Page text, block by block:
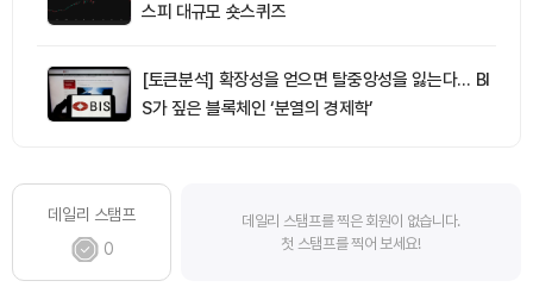
스피 대규모 숏스퀴즈
[토큰분석] 확장성을 얻으면 탈중앙성을 잃는다… BI
S가 짚은 블록체인 ‘분열의 경제학’
데일리 스탬프
0
데일리 스탬프를 찍은 회원이 없습니다.
첫 스탬프를 찍어 보세요!